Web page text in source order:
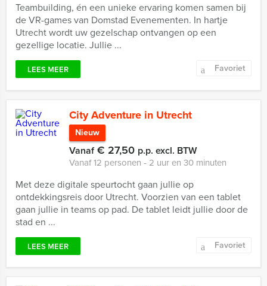
Teambuilding, én een unieke ervaring komen samen bij
de VR-games van Domstad Evenementen. In hartje
Utrecht wordt uw gezelschap ontvangen op een
gezellige locatie. Jullie ...
LEES MEER Favoriet
City Adventure in Utrecht
Nieuw
Vanaf€ 27,50 p.p. excl. BTW
Vanaf 12 personen ‐ 2 uur en 30 minuten
Met deze digitale speurtocht gaan jullie op
ontdekkingsreis door Utrecht. Voorzien van een tablet
gaan jullie in teams op pad. De tablet leidt jullie door de
stad en ...
LEES MEER Favoriet